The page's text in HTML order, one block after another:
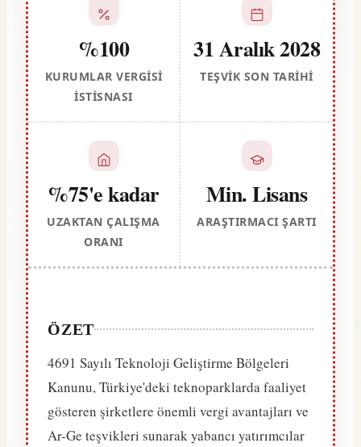
%100
KURUMLAR VERGISI
İSTISNASI
31 Aralık 2028
TEŞVIK SON TARIHI
%75'e kadar
UZAKTAN ÇALIŞMA
ORANI
Min. Lisans
ARAŞTIRMACI ŞARTI
ÖZET
4691 Sayılı Teknoloji Geliştirme Bölgeleri
Kanunu, Türkiye'deki teknoparklarda faaliyet
gösteren şirketlere önemli vergi avantajları ve
Ar-Ge teşvikleri sunarak yabancı yatırımcılar